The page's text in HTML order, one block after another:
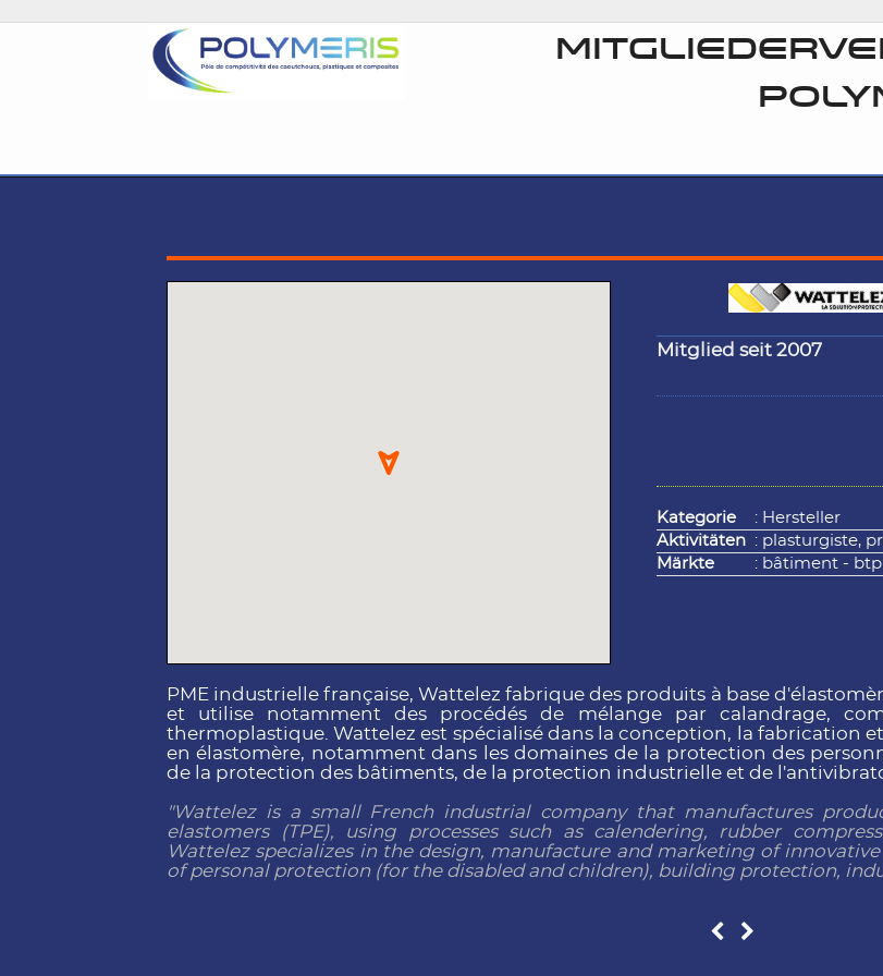
Mitglied seit 2007
Kategorie
: Hersteller
Aktivitäten
: plasturgiste,
Märkte
: bâtiment - btp
PME industrielle française, Wattelez fabrique des produits à base
et utilise notamment des procédés de mélange par calandrage,
thermoplastique. Wattelez est spécialisé dans la conception, la fabrication
en élastomère, notamment dans les domaines de la protection des
de la protection des bâtiments, de la protection industrielle et de
"Wattelez is a small French industrial company that manufactures
elastomers (TPE), using processes such as calendering, rubber
Wattelez specializes in the design, manufacture and marketing of
of personal protection (for the disabled and children), building protection,